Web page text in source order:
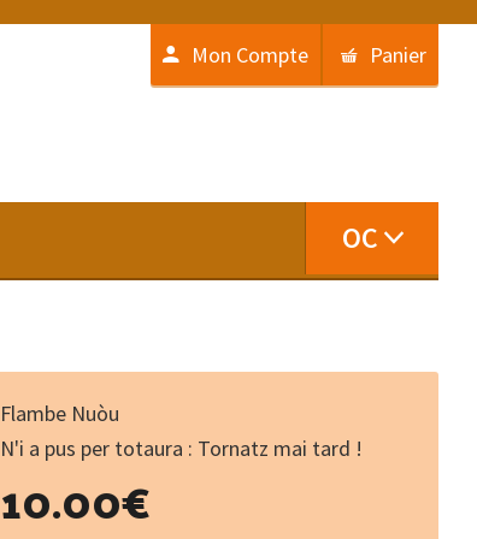
Mon Compte Panier
OC
Flambe Nuòu
N'i a pus per totaura : Tornatz mai tard !
10.00€